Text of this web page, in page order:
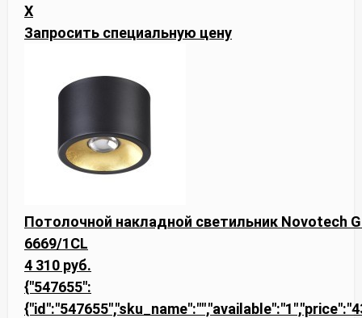
X
Запросить специальную цену
Потолочной накладной светильник Novotech
6669/1CL
4 310 руб.
{"547655":